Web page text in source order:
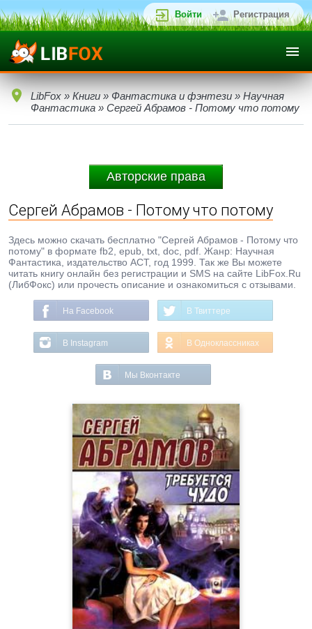
Войти Регистрация
LibFox » Книги » Фантастика и фэнтези » Научная
Фантастика » Сергей Абрамов - Потому что потому
Авторские права
Сергей Абрамов - Потому что потому
Здесь можно скачать бесплатно "Сергей Абрамов - Потому что
потому" в формате fb2, epub, txt, doc, pdf. Жанр: Научная
Фантастика, издательство АСТ, год 1999. Так же Вы можете
читать книгу онлайн без регистрации и SMS на сайте LibFox.Ru
(ЛибФокс) или прочесть описание и ознакомиться с отзывами.
На Facebook В Твиттере
В Instagram В Одноклассниках
Мы Вконтакте